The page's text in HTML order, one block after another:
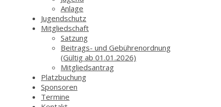
Anlage
Jugendschutz
Mitgliedschaft
Satzung
Beitrags- und Gebührenordnung
(Gültig ab 01.01.2026)
Mitgliedsantrag
Platzbuchung
Sponsoren
Termine